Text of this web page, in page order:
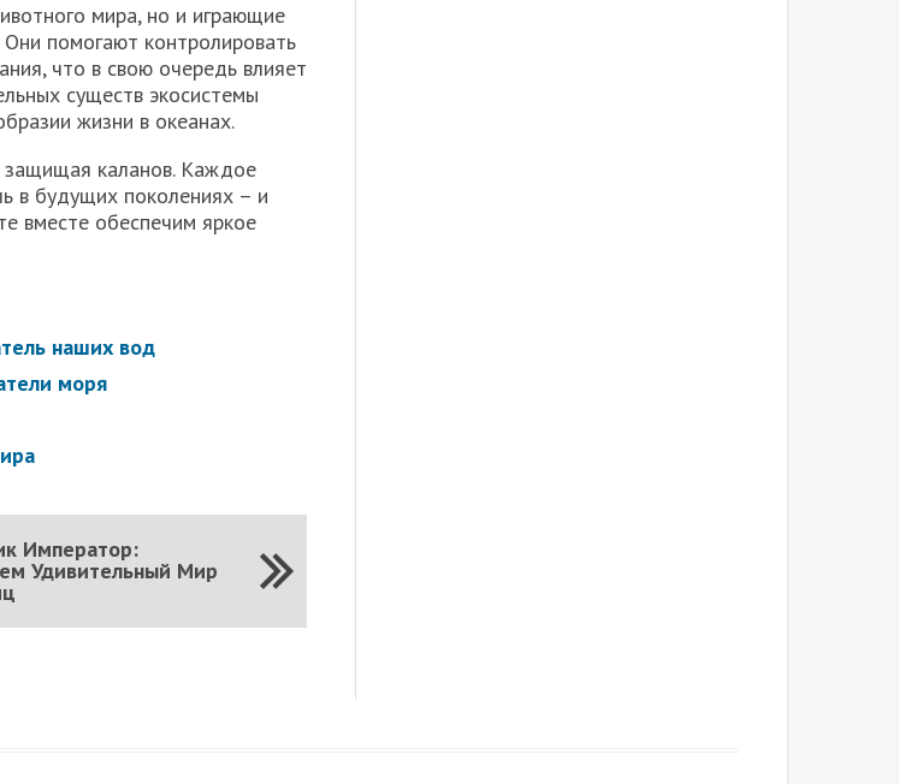
мира, но и играющие
помогают контролировать
что в свою очередь влияет
существ экосистемы
жизни в океанах.
защищая каланов. Каждое
в будущих поколениях – и
вместе обеспечим яркое
наших вод
моря
Император:
Удивительный Мир